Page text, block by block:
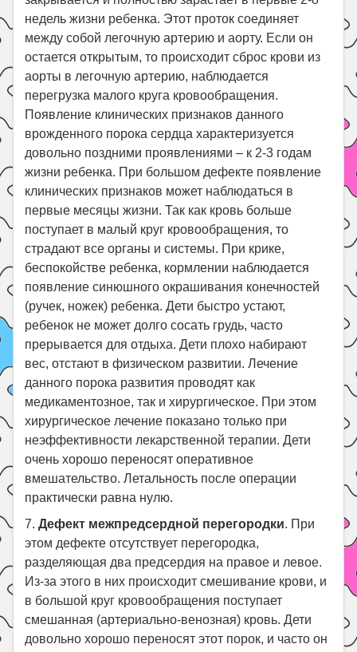
недель жизни ребенка. Этот проток соединяет
между собой легочную артерию и аорту. Если он
остается открытым, то происходит сброс крови из
аорты в легочную артерию, наблюдается
перегрузка малого круга кровообращения.
Появление клинических признаков данного
врожденного порока сердца характеризуется
довольно поздними проявлениями – к 2-3 годам
жизни ребенка. При большом дефекте появление
клинических признаков может наблюдаться в
первые месяцы жизни. Так как кровь больше
поступает в малый круг кровообращения, то
страдают все органы и системы. При крике,
беспокойстве ребенка, кормлении наблюдается
появление синюшного окрашивания конечностей
(ручек, ножек) ребенка. Дети быстро устают,
ребенок не может долго сосать грудь, часто
прерывается для отдыха. Дети плохо набирают
вес, отстают в физическом развитии. Лечение
данного порока развития проводят как
медикаментозное, так и хирургическое. При этом
хирургическое лечение показано только при
неэффективности лекарственной терапии. Дети
очень хорошо переносят оперативное
вмешательство. Летальность после операции
практически равна нулю.
7.Дефект межпредсердной перегородки. При
этом дефекте отсутствует перегородка,
разделяющая два предсердия на правое и левое.
Из-за этого в них происходит смешивание крови, и
в большой круг кровообращения поступает
смешанная (артериально-венозная) кровь. Дети
довольно хорошо переносят этот порок, и часто он